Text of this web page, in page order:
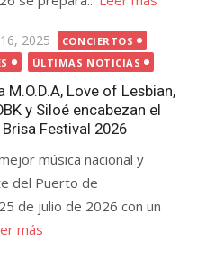
2025
CONCIERTOS
ÚLTIMAS NOTICIAS
M.O.D.A, Love of Lesbian,
y Siloé encabezan el
Festival 2026
música nacional y
del Puerto de
de julio de 2026 con un
más